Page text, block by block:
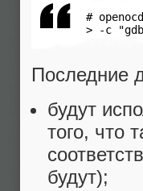
#
> -c
Последние
будут
того, что
будут);